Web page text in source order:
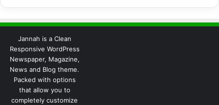
Jannah is a Clean
Responsive WordPress
Newspaper, Magazine,
News and Blog theme.
Packed with options
that allow you to
completely customize